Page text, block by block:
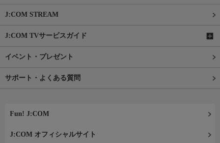
J:COM STREAM
J:COM TVサービスガイド
イベント・プレゼント
サポート・よくある質問
Fun! J:COM
J:COM オフィシャルサイト